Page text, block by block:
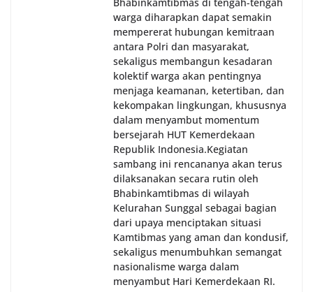
warga diharapkan dapat semakin
mempererat hubungan kemitraan
antara Polri dan masyarakat,
sekaligus membangun kesadaran
kolektif warga akan pentingnya
menjaga keamanan, ketertiban, dan
kekompakan lingkungan, khususnya
dalam menyambut momentum
bersejarah HUT Kemerdekaan
Republik Indonesia.‎Kegiatan
sambang ini rencananya akan terus
dilaksanakan secara rutin oleh
Bhabinkamtibmas di wilayah
Kelurahan Sunggal sebagai bagian
dari upaya menciptakan situasi
Kamtibmas yang aman dan kondusif,
sekaligus menumbuhkan semangat
nasionalisme warga dalam
menyambut Hari Kemerdekaan RI.